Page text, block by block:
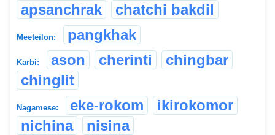
apsanchrak
chatchi bakdil
Meeteilon: pangkhak
Karbi: ason cherinti
chingbar
chinglit
Nagamese: eke-rokom
ikirokomor
nichina
nisina